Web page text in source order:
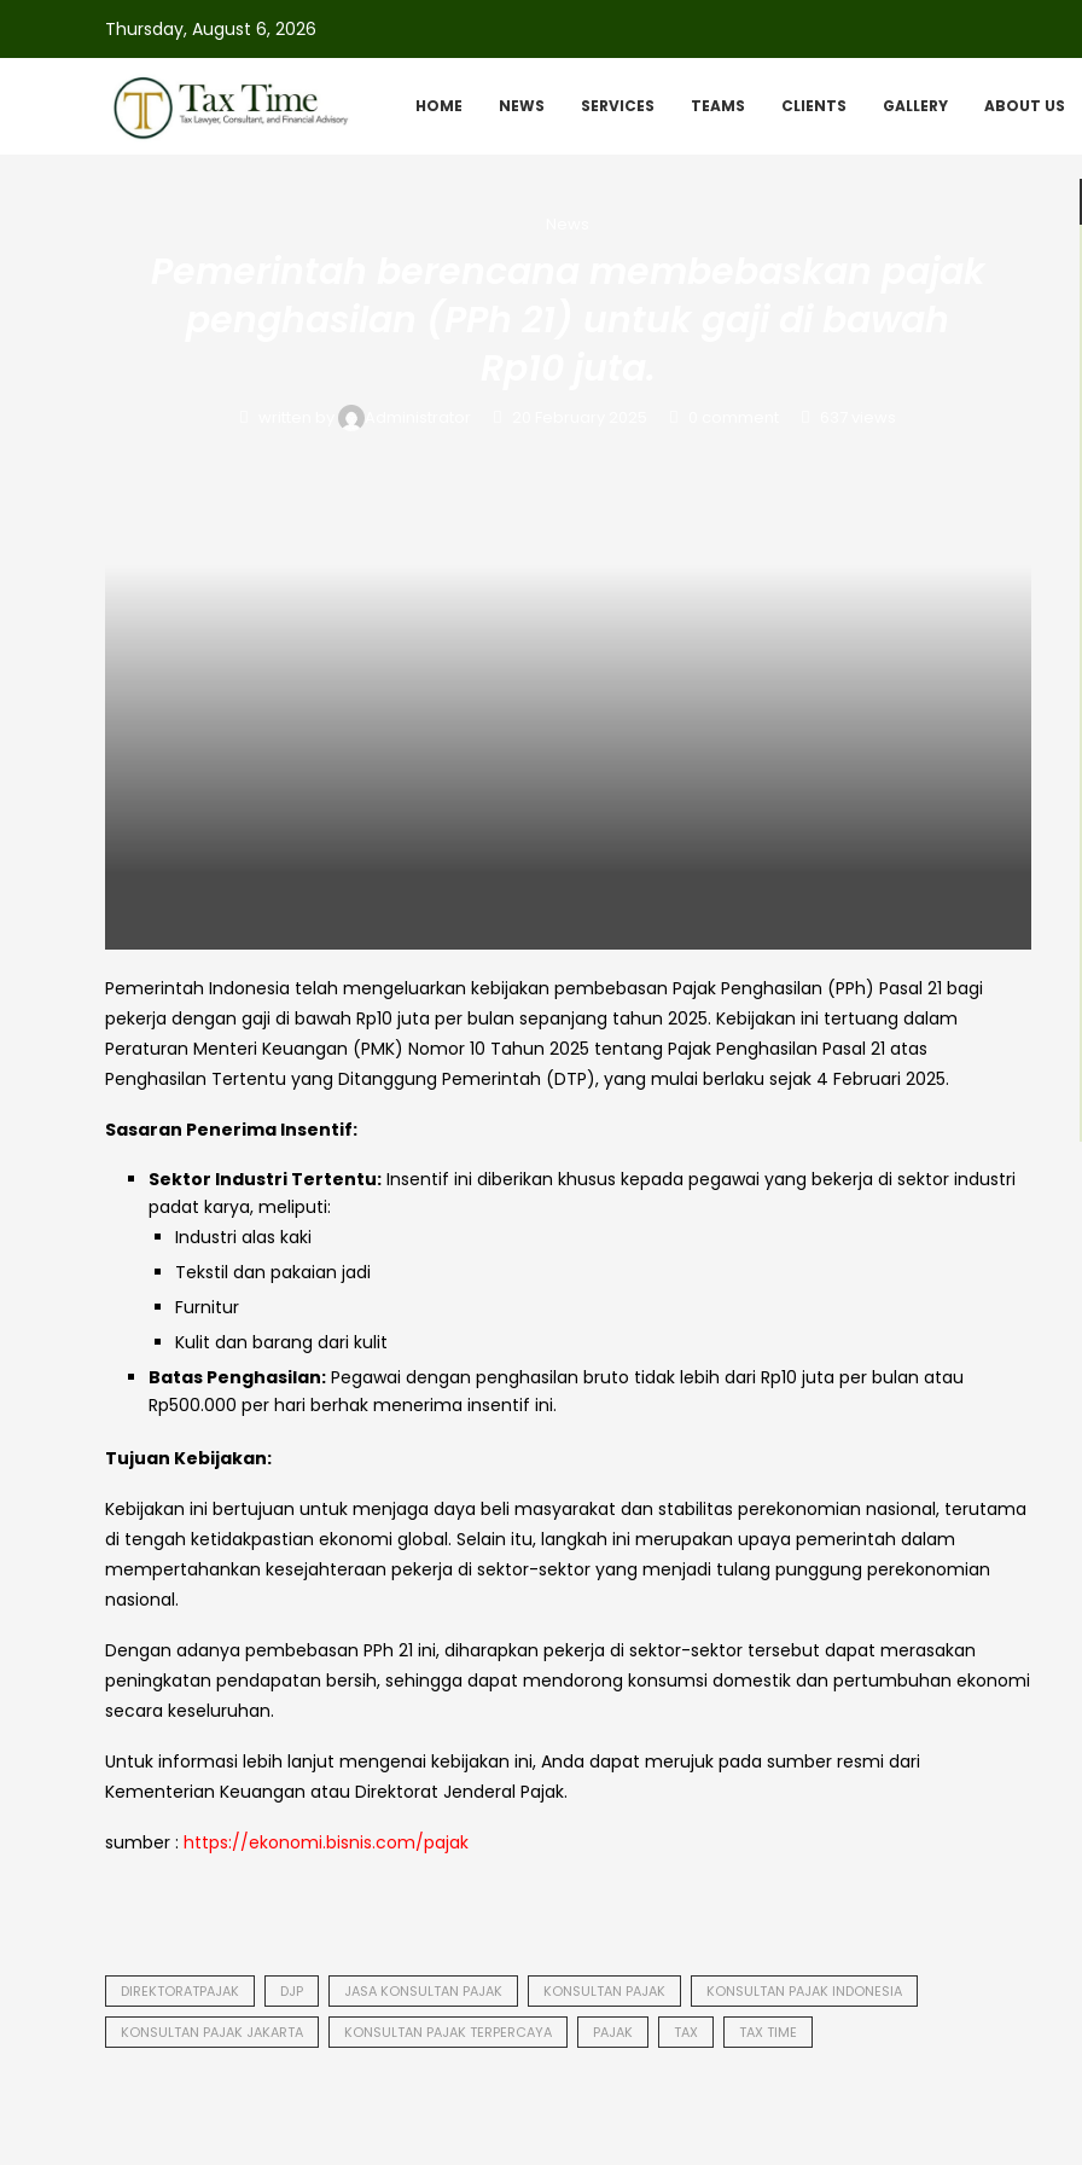
Thursday, August 6, 2026
HOME NEWS SERVICES TEAMS CLIENTS GALLERY ABOUT US
written by
Pemerintah Indonesia telah mengeluarkan kebijakan pembebasan Pajak Penghasilan (PPh) Pasal 21 bagi
pekerja dengan gaji di bawah Rp10 juta per bulan sepanjang tahun 2025. Kebijakan ini tertuang dalam
Peraturan Menteri Keuangan (PMK) Nomor 10 Tahun 2025 tentang Pajak Penghasilan Pasal 21 atas
Penghasilan Tertentu yang Ditanggung Pemerintah (DTP), yang mulai berlaku sejak 4 Februari 2025.
Sasaran Penerima Insentif:
Sektor Industri Tertentu: Insentif ini diberikan khusus kepada pegawai yang bekerja di sektor industri
padat karya, meliputi:
Industri alas kaki
Tekstil dan pakaian jadi
Furnitur
Kulit dan barang dari kulit
Batas Penghasilan: Pegawai dengan penghasilan bruto tidak lebih dari Rp10 juta per bulan atau
Rp500.000 per hari berhak menerima insentif ini.
Tujuan Kebijakan:
Kebijakan ini bertujuan untuk menjaga daya beli masyarakat dan stabilitas perekonomian nasional, terutama
di tengah ketidakpastian ekonomi global. Selain itu, langkah ini merupakan upaya pemerintah dalam
mempertahankan kesejahteraan pekerja di sektor-sektor yang menjadi tulang punggung perekonomian
nasional.
Dengan adanya pembebasan PPh 21 ini, diharapkan pekerja di sektor-sektor tersebut dapat merasakan
peningkatan pendapatan bersih, sehingga dapat mendorong konsumsi domestik dan pertumbuhan ekonomi
secara keseluruhan.
Untuk informasi lebih lanjut mengenai kebijakan ini, Anda dapat merujuk pada sumber resmi dari
Kementerian Keuangan atau Direktorat Jenderal Pajak.
sumber : https://ekonomi.bisnis.com/pajak
DIREKTORATPAJAK DJP JASA KONSULTAN PAJAK KONSULTAN PAJAK KONSULTAN PAJAK INDONESIA
KONSULTAN PAJAK JAKARTA KONSULTAN PAJAK TERPERCAYA PAJAK TAX TAX TIME